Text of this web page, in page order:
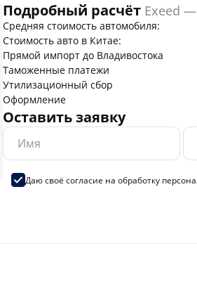
Подробный расчёт Exeed —
Средняя стоимость автомобиля:
Стоимость авто в Китае:
Прямой импорт до Владивостока
Таможенные платежи
Утилизационный сбор
Оформление
Оставить заявку
Даю своё согласие на обработку